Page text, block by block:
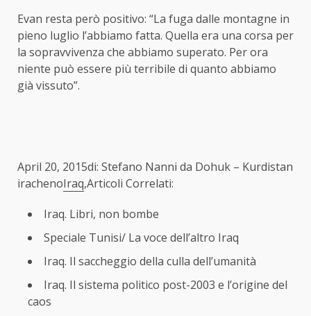
Evan resta però positivo: “La fuga dalle montagne in
pieno luglio l’abbiamo fatta. Quella era una corsa per
la sopravvivenza che abbiamo superato. Per ora
niente può essere più terribile di quanto abbiamo
già vissuto”.
April 20, 2015di: Stefano Nanni da Dohuk – Kurdistan
irachenoIraq,Articoli Correlati:
Iraq. Libri, non bombe
Speciale Tunisi/ La voce dell’altro Iraq
Iraq. Il saccheggio della culla dell’umanità
Iraq. Il sistema politico post-2003 e l’origine del
caos